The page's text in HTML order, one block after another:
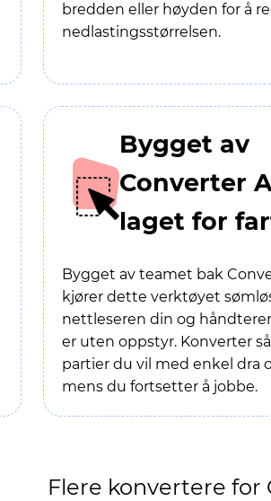
bredden eller høyden for å
nedlastingsstørrelsen.
Bygget av
Converter
laget for
Bygget av teamet bak
kjører dette verktøyet
nettleseren din og
er uten oppstyr. Konverter
partier du vil med enkel dra
mens du fortsetter å jobbe.
Flere konvertere for